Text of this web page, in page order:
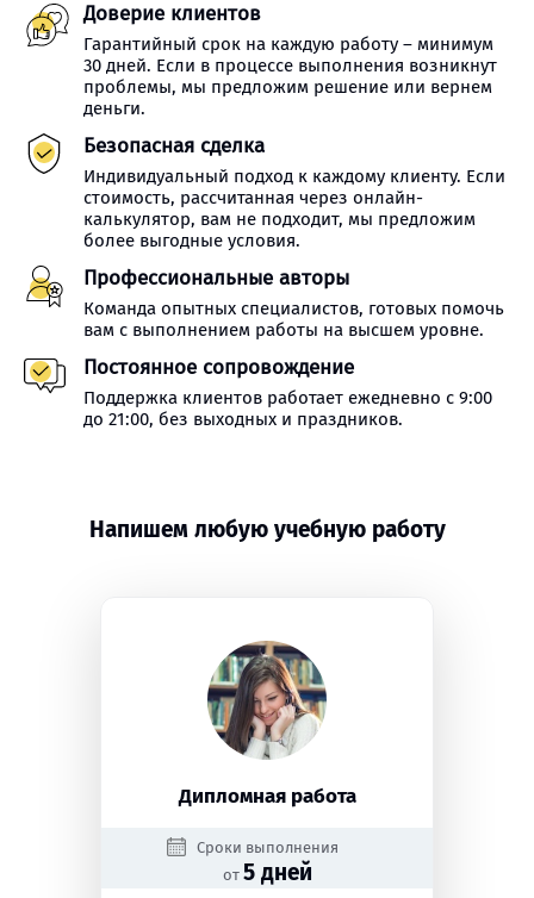
Доверие клиентов
Гарантийный срок на каждую работу – минимум
30 дней. Если в процессе выполнения возникнут
проблемы, мы предложим решение или вернем
деньги.
Безопасная сделка
Индивидуальный подход к каждому клиенту. Если
стоимость, рассчитанная через онлайн-
калькулятор, вам не подходит, мы предложим
более выгодные условия.
Профессиональные авторы
Команда опытных специалистов, готовых помочь
вам с выполнением работы на высшем уровне.
Постоянное сопровождение
Поддержка клиентов работает ежедневно с 9:00
до 21:00, без выходных и праздников.
Напишем любую учебную работу
Дипломная работа
Сроки выполнения
от 5 дней